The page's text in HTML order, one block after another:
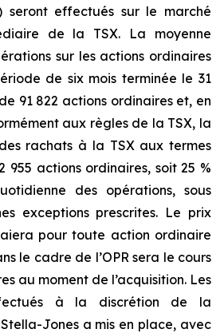
seront effectués sur le marché
de la TSX. La moyenne
sur les actions ordinaires
de six mois terminée le 31
91 822 actions ordinaires et, en
aux règles de la TSX, la
rachats à la TSX aux termes
955 actions ordinaires, soit 25 %
des opérations, sous
exceptions prescrites. Le prix
pour toute action ordinaire
le cadre de l’OPR sera le cours
au moment de l’acquisition. Les
à la discrétion de la
Jones a mis en place, avec